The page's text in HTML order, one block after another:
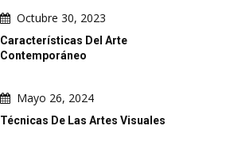
Octubre 30, 2023
Características Del Arte
Contemporáneo
Mayo 26, 2024
Técnicas De Las Artes Visuales